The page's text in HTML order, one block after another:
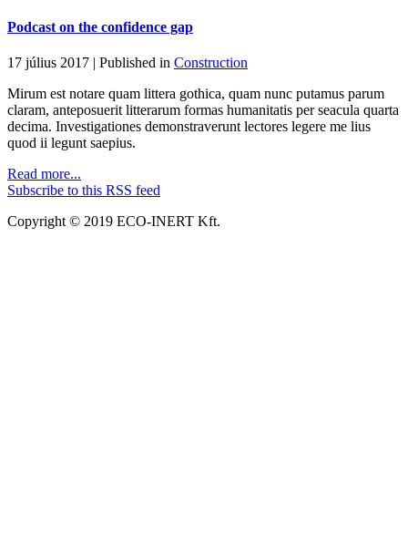
Podcast on the confidence gap
17 július 2017 | Published in Construction
Mirum est notare quam littera gothica, quam nunc putamus parum
claram, anteposuerit litterarum formas humanitatis per seacula quarta
decima. Investigationes demonstraverunt lectores legere me lius
quod ii legunt saepius.
Read more...
Subscribe to this RSS feed
Copyright © 2019 ECO-INERT Kft.